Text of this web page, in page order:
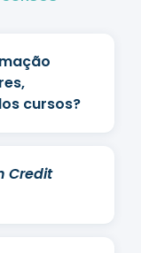
cursos?
Credit